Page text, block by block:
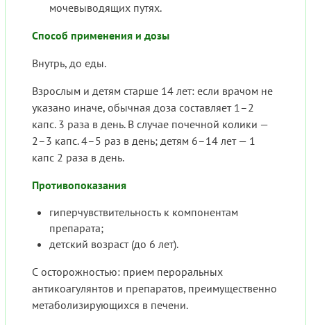
мочевыводящих путях.
Способ применения и дозы
Внутрь, до еды.
Взрослым и детям старше 14 лет: если врачом не
указано иначе, обычная доза составляет 1–2
капс. 3 раза в день. В случае почечной колики —
2–3 капс. 4–5 раз в день; детям 6–14 лет — 1
капс 2 раза в день.
Противопоказания
гиперчувствительность к компонентам
препарата;
детский возраст (до 6 лет).
С осторожностью: прием пероральных
антикоагулянтов и препаратов, преимущественно
метаболизирующихся в печени.